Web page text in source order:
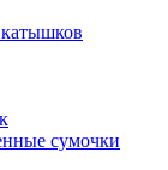
сумочки